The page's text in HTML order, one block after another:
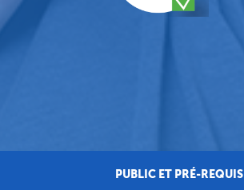
PUBLIC ET PRÉ-REQUIS